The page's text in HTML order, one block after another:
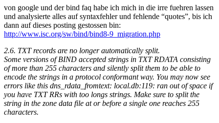
von google und der bind faq habe ich mich in die irre fuehren lassen
und analysierte alles auf syntaxfehler und fehlende “quotes”, bis ich
dann auf dieses posting gestossen bin:
http://www.isc.org/sw/bind/bind8-9_migration.php
2.6. TXT records are no longer automatically split.
Some versions of BIND accepted strings in TXT RDATA consisting
of more than 255 characters and silently split them to be able to
encode the strings in a protocol conformant way. You may now see
errors like this dns_rdata_fromtext: local.db:119: ran out of space if
you have TXT RRs with too longs strings. Make sure to split the
string in the zone data file at or before a single one reaches 255
characters.